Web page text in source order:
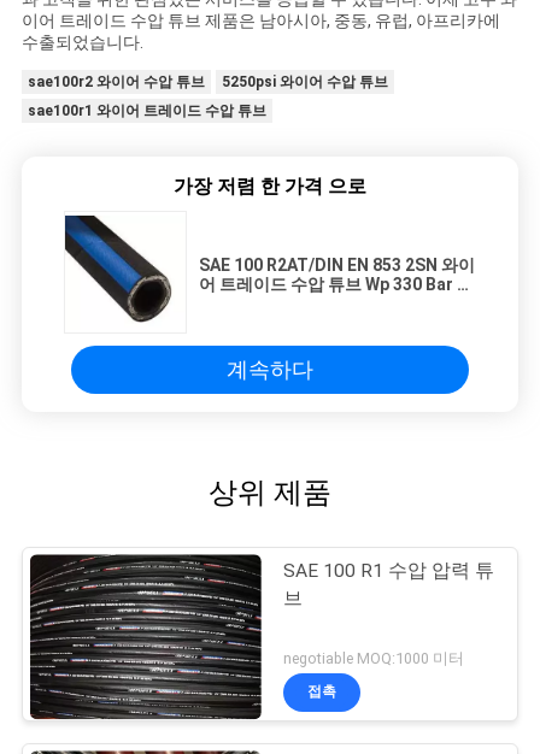
이어 트레이드 수압 튜브 제품은 남아시아, 중동, 유럽, 아프리카에
수출되었습니다.
sae100r2 와이어 수압 튜브
5250psi 와이어 수압 튜브
sae100r1 와이어 트레이드 수압 튜브
가장 저렴 한 가격 으로
SAE 100 R2AT/DIN EN 853 2SN 와이
어 트레이드 수압 튜브 Wp 330 Bar 고
계속하다
상위 제품
SAE 100 R1 수압 압력 튜
브
negotiable MOQ:1000 미터
접촉